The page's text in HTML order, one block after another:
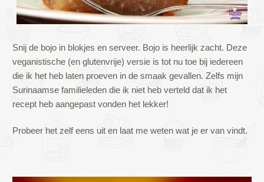
Snij de bojo in blokjes en serveer. Bojo is heerlijk zacht. Deze
veganistische (en glutenvrije) versie is tot nu toe bij iedereen
die ik het heb laten proeven in de smaak gevallen. Zelfs mijn
Surinaamse familieleden die ik niet heb verteld dat ik het
recept heb aangepast vonden het lekker!
Probeer het zelf eens uit en laat me weten wat je er van vindt.